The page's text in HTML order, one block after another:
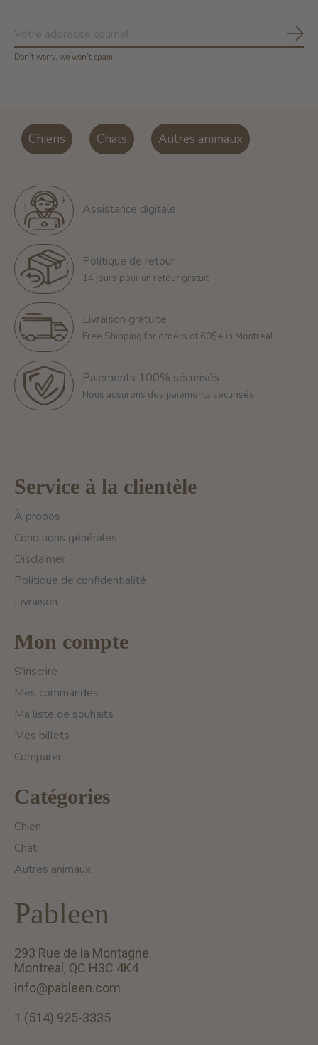
Don’t worry, we won’t spam
Chiens Chats Autres animaux
Assistance digitale
Politique de retour
14 jours pour un retour gratuit
Livraison gratuite
Free Shipping for orders of 60$+ in Montreal
Paiements 100% sécurisés
Nous assurons des paiements sécurisés
Service à la clientèle
À propos
Conditions générales
Disclaimer
Politique de confidentialité
Livraison
Mon compte
S'inscrire
Mes commandes
Ma liste de souhaits
Mes billets
Comparer
Catégories
Chien
Chat
Autres animaux
Pableen
293 Rue de la Montagne
Montreal, QC H3C 4K4
info@pableen.com
1 (514) 925-3335